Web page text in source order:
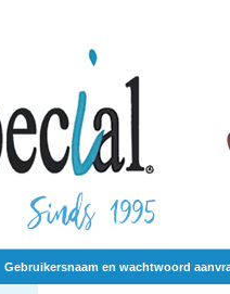
Gebruikersnaam en wachtwoord